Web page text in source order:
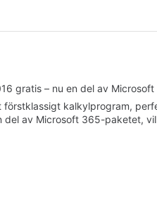
gratis – nu en del av
förstklassigt kalkylprogram,
del av Microsoft 365-paketet,